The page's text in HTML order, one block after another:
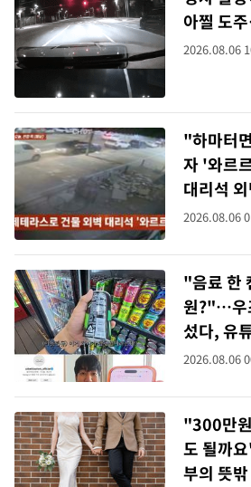
아찔 도
2026.08.06
"하마터
자 '와르
대리석
2026.08.06
"음료 한
원?"…우
섰다, 유
2026.08.06
"300만
도 될까
부의 뜻